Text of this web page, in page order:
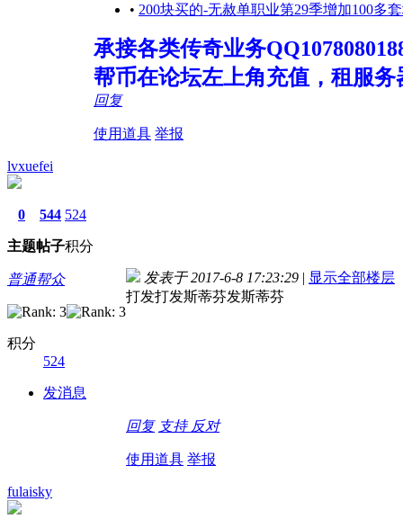
• 200块买的-无赦单职业第29季增加100多
承接各类传奇业务
帮币在论坛左上角充值，租服务
回复
使用道具 举报
lvxuefei
0
主题
544
帖子
524
积分
普通帮众
积分
524
发消息
发表于 2017-6-8 17:23:29 | 显示全部楼层
打发打发斯蒂芬发斯蒂芬
回复 支持 反对
使用道具 举报
fulaisky